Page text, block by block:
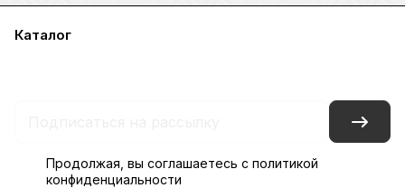
Каталог
Продолжая, вы соглашаетесь с политикой
конфиденциальности